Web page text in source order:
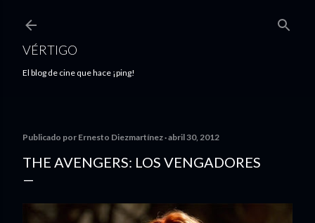
VÉRTIGO
El blog de cine que hace ¡ping!
Publicado por Ernesto Diezmartínez abril 30, 2012
THE AVENGERS: LOS VENGADORES